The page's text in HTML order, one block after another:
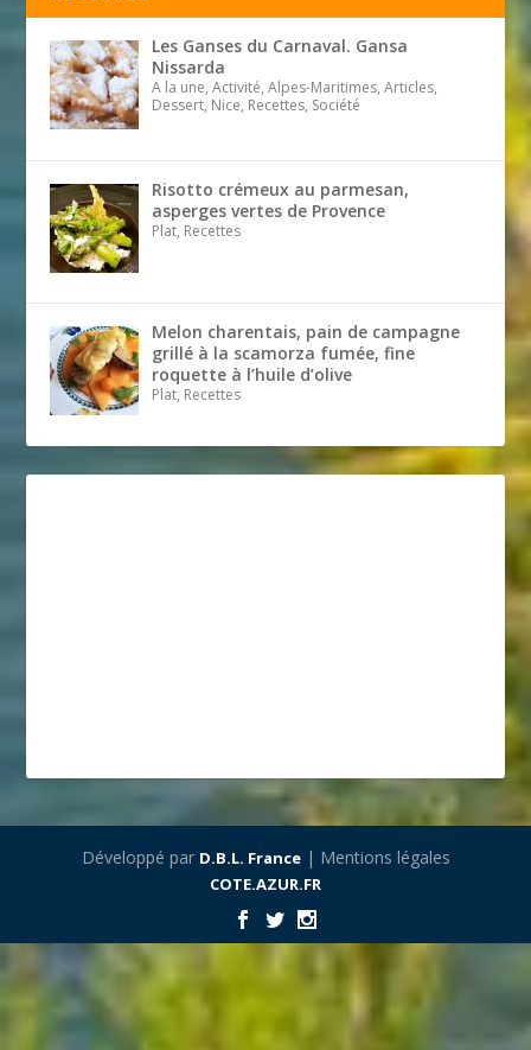
Les Ganses du Carnaval. Gansa
Nissarda
A la une, Activité, Alpes-Maritimes, Articles,
Dessert, Nice, Recettes, Société
Risotto crémeux au parmesan,
asperges vertes de Provence
Plat, Recettes
Melon charentais, pain de campagne
grillé à la scamorza fumée, fine
roquette à l’huile d’olive
Plat, Recettes
Développé par D.B.L. France| Mentions légales
COTE.AZUR.FR